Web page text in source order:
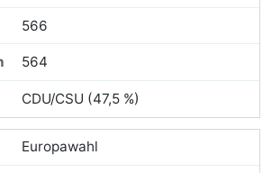
566
564
CDU/CSU (47,5 %)
Europawahl